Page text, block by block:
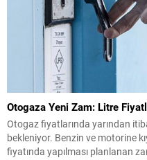
Otogaza Yeni Zam: Litre
Otogaz fiyatlarında yarından
bekleniyor. Benzin ve motorine
fiyatında yapılması planlanan